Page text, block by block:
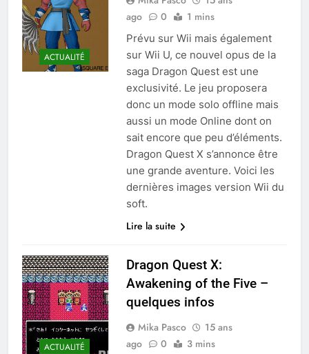
ACTUALITÉ
ago
0 1 mins
Prévu sur Wii mais également
sur Wii U, ce nouvel opus de la
saga Dragon Quest est une
exclusivité. Le jeu proposera
donc un mode solo offline mais
aussi un mode Online dont on
sait encore que peu d’éléments.
Dragon Quest X s’annonce être
une grande aventure. Voici les
dernières images version Wii du
soft.
Lire la suite
ACTUALITÉ
Dragon Quest X:
Awakening of the Five –
quelques infos
Mika Pasco
15 ans
ago
0 3 mins